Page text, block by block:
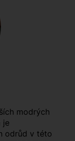
modrých
je
odrůd v této